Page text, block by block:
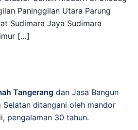
Paninggilan Utara Parung
Sudimara Jaya Sudimara
[…]
Tangerang dan Jasa Bangun
Selatan ditangani oleh mandor
pengalaman 30 tahun.